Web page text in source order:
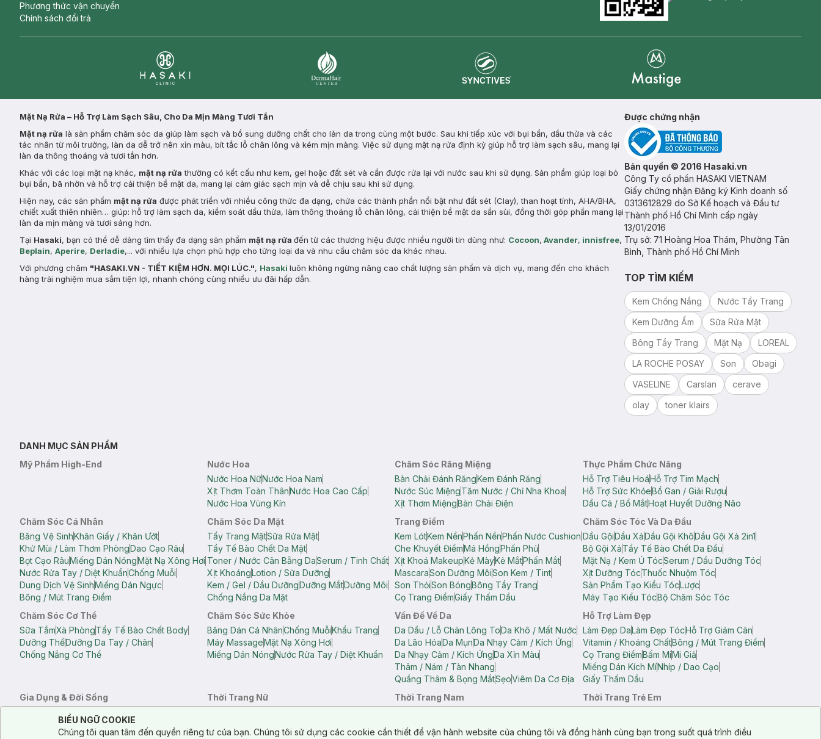
Phương thức vận chuyển
Chính sách đổi trả
Mặt Nạ Rửa – Hỗ Trợ Làm Sạch Sâu, Cho Da Mịn Màng Tươi Tắn
Mặt nạ rửa là sản phẩm chăm sóc da giúp làm sạch và bổ sung dưỡng chất cho làn da trong cùng một bước. Sau khi tiếp xúc với bụi bẩn, dầu thừa và các
tác nhân từ môi trường, làn da dễ trở nên xỉn màu, bít tắc lỗ chân lông và kém mịn màng. Việc sử dụng mặt nạ rửa định kỳ giúp hỗ trợ làm sạch sâu, mang lại
làn da thông thoáng và tươi tắn hơn.
Khác với các loại mặt nạ khác, mặt nạ rửa thường có kết cấu như kem, gel hoặc đất sét và cần được rửa lại với nước sau khi sử dụng. Sản phẩm giúp loại bỏ
bụi bẩn, bã nhờn và hỗ trợ cải thiện bề mặt da, mang lại cảm giác sạch mịn và dễ chịu sau khi sử dụng.
Hiện nay, các sản phẩm mặt nạ rửa được phát triển với nhiều công thức đa dạng, chứa các thành phần nổi bật như đất sét (Clay), than hoạt tính, AHA/BHA,
chiết xuất thiên nhiên… giúp: hỗ trợ làm sạch da, kiểm soát dầu thừa, làm thông thoáng lỗ chân lông, cải thiện bề mặt da sần sùi, đồng thời góp phần mang lại
làn da mịn màng và tươi sáng hơn.
Tại Hasaki, bạn có thể dễ dàng tìm thấy đa dạng sản phẩm mặt nạ rửa đến từ các thương hiệu được nhiều người tin dùng như: Cocoon, Avander, innisfree,
Beplain, Aperire, Derladie,... với nhiều lựa chọn phù hợp cho từng loại da và nhu cầu chăm sóc da khác nhau.
Với phương châm "HASAKI.VN - TIẾT KIỆM HƠN. MỌI LÚC.", Hasaki luôn không ngừng nâng cao chất lượng sản phẩm và dịch vụ, mang đến cho khách
hàng trải nghiệm mua sắm tiện lợi, nhanh chóng cùng nhiều ưu đãi hấp dẫn.
Được chứng nhận
Bản quyền © 2016 Hasaki.vn
Công Ty cổ phần HASAKI VIETNAM
Giấy chứng nhận Đăng ký Kinh doanh số
0313612829 do Sở Kế hoạch và Đầu tư
Thành phố Hồ Chí Minh cấp ngày
13/01/2016
Trụ sở: 71 Hoàng Hoa Thám, Phường Tân
Bình, Thành phố Hồ Chí Minh
TOP TÌM KIẾM
Kem Chống Nắng
Nước Tẩy Trang
Kem Dưỡng Ẩm
Sữa Rửa Mặt
Bông Tẩy Trang
Mặt Nạ
LOREAL
LA ROCHE POSAY
Son
Obagi
VASELINE
Carslan
cerave
olay
toner klairs
DANH MỤC SẢN PHẨM
Mỹ Phẩm High-End
Nước Hoa
Nước Hoa NữNước Hoa Nam
Xịt Thơm Toàn ThânNước Hoa Cao Cấp
Nước Hoa Vùng Kín
Chăm Sóc Răng Miệng
Bàn Chải Đánh RăngKem Đánh Răng
Nước Súc MiệngTăm Nước / Chỉ Nha Khoa
Xịt Thơm MiệngBàn Chải Điện
Thực Phẩm Chức Năng
Hỗ Trợ Tiêu HoáHỗ Trợ Tim Mạch
Hỗ Trợ Sức KhỏeBổ Gan / Giải Rượu
Dầu Cá / Bổ MắtHoạt Huyết Dưỡng Não
Chăm Sóc Cá Nhân
Băng Vệ SinhKhăn Giấy / Khăn Ướt
Khử Mùi / Làm Thơm PhòngDao Cạo Râu
Bọt Cạo RâuMiếng Dán NóngMặt Nạ Xông Hơi
Nước Rửa Tay / Diệt KhuẩnChống Muỗi
Dung Dịch Vệ SinhMiếng Dán Ngực
Bông / Mút Trang Điểm
Chăm Sóc Da Mặt
Tẩy Trang MặtSữa Rửa Mặt
Tẩy Tế Bào Chết Da Mặt
Toner / Nước Cân Bằng DaSerum / Tinh Chất
Xịt KhoángLotion / Sữa Dưỡng
Kem / Gel / Dầu DưỡngDưỡng MắtDưỡng Môi
Chống Nắng Da Mặt
Trang Điểm
Kem LótKem NềnPhấn NềnPhấn Nước Cushion
Che Khuyết ĐiểmMá HồngPhấn Phủ
Xịt Khoá MakeupKẻ MàyKẻ MắtPhấn Mắt
MascaraSon Dưỡng MôiSon Kem / Tint
Son ThỏiSon BóngBông Tẩy Trang
Cọ Trang ĐiểmGiấy Thấm Dầu
Chăm Sóc Tóc Và Da Đầu
Dầu GộiDầu XảDầu Gội KhôDầu Gội Xả 2in1
Bộ Gội XảTẩy Tế Bào Chết Da Đầu
Mặt Nạ / Kem Ủ TócSerum / Dầu Dưỡng Tóc
Xịt Dưỡng TócThuốc Nhuộm Tóc
Sản Phẩm Tạo Kiểu TócLược
Máy Tạo Kiểu TócBộ Chăm Sóc Tóc
Chăm Sóc Cơ Thể
Sữa TắmXà PhòngTẩy Tế Bào Chết Body
Dưỡng ThểDưỡng Da Tay / Chân
Chống Nắng Cơ Thể
Chăm Sóc Sức Khỏe
Băng Dán Cá NhânChống MuỗiKhẩu Trang
Máy MassageMặt Nạ Xông Hơi
Miếng Dán NóngNước Rửa Tay / Diệt Khuẩn
Vấn Đề Về Da
Da Dầu / Lỗ Chân Lông ToDa Khô / Mất Nước
Da Lão HóaDa MụnDa Nhạy Cảm / Kích Ứng
Da Nhạy Cảm / Kích ỨngDa Xỉn Màu
Thâm / Nám / Tàn Nhang
Quầng Thâm & Bọng MắtSẹoViêm Da Cơ Địa
Hỗ Trợ Làm Đẹp
Làm Đẹp DaLàm Đẹp TócHỗ Trợ Giảm Cân
Vitamin / Khoáng ChấtBông / Mút Trang Điểm
Cọ Trang ĐiểmBấm MiMi Giả
Miếng Dán Kích MíNhíp / Dao Cạo
Giấy Thấm Dầu
Gia Dụng & Đời Sống
Bông Tắm / Phụ Kiện Tắm
Phụ Kiện Điện Thoại Quạt Cầm Tay / Quạt Mini
Khử Mùi / Làm Thơm PhòngNước GiặtNước Xả
Thời Trang Nữ
Quần Lót NữQuần Short Nữ
Thời Trang Nam
Thời Trang Trẻ Em
Cookie Consent
Notice about cookies usage
BIỂU NGỮ COOKIE
Chúng tôi quan tâm đến quyền riêng tư của bạn. Chúng tôi sử dụng các cookie cần thiết để vận hành website của chúng tôi và đồng hành cùng bạn trong suốt quá trình điều